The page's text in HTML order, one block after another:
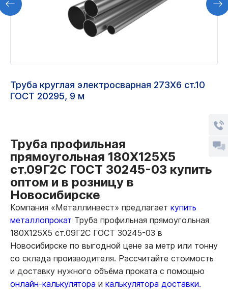
Труба круглая электросварная 273Х6 ст.10
ГОСТ 20295, 9 м
Труба профильная
прямоугольная 180Х125Х5
ст.09Г2С ГОСТ 30245-03 купить
оптом и в розницу в
Новосибирске
Компания «Металлинвест» предлагает купить
металлопрокат Труба профильная прямоугольная
180Х125Х5 ст.09Г2С ГОСТ 30245-03 в
Новосибирске по выгодной цене за метр или тонну
со склада производителя. Рассчитайте стоимость
и доставку нужного объёма проката с помощью
онлайн-калькулятора и калькулятора доставки.